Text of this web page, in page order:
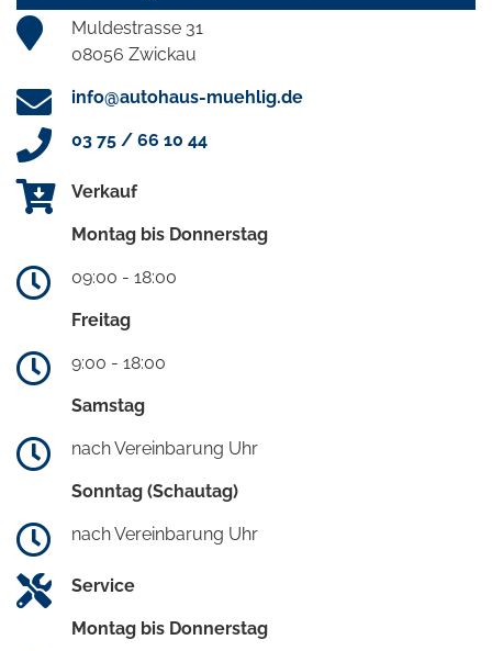
Muldestrasse 31
08056 Zwickau
info@autohaus-muehlig.de
03 75 / 66 10 44
Verkauf
Montag bis Donnerstag
09:00 - 18:00
Freitag
9:00 - 18:00
Samstag
nach Vereinbarung Uhr
Sonntag (Schautag)
nach Vereinbarung Uhr
Service
Montag bis Donnerstag